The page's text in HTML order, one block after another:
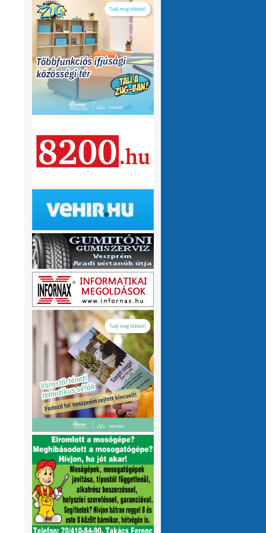
olvasnám.Üdv
10 hónap 1 hét
VMeteo-Zooltán: Remek asszisztens
Köszi az infót. Lehet mit böngészni.
P.Csaba:Űjra elérhetőek a honlapomon
a klíma adatok (2007-től, havi
részletességgel, napi bontásban):
https://tinyurl.com/24vslpzg A ChatGPT 3
perc alatt megtalálta a hibát a PHP-ben,
1 év 2 hónap
VMeteo-Zooltán :Nézd már, van itt egy
üzenőfal
1 év 2 hónap
VMeteo-Zooltán:Hopp, meggyógyult
1 év 4 hónap
VMeteo-Zooltán:Kivételesen nem
Valami frissítés rosszul sikerült :/
1 év 4
hónap